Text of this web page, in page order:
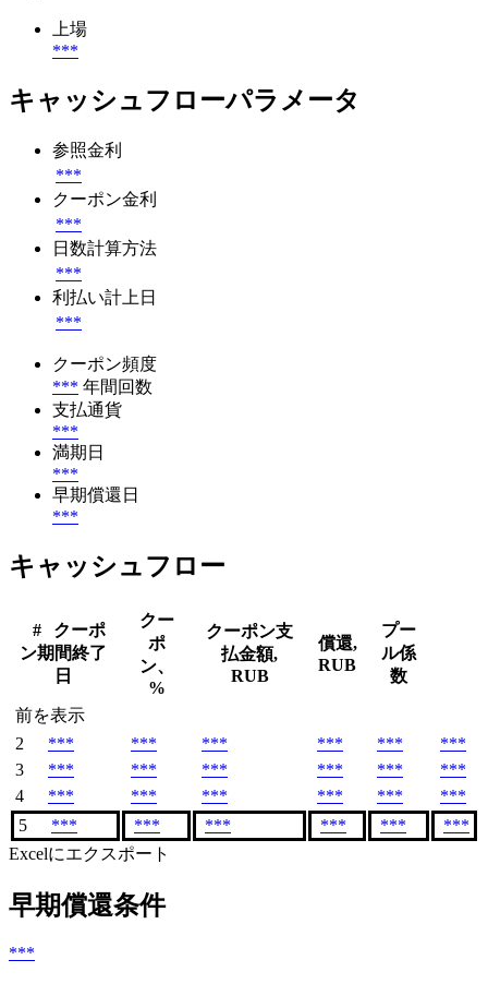
上場
***
キャッシュフローパラメータ
参照金利
***
クーポン金利
***
日数計算方法
***
利払い計上日
***
クーポン頻度
*** 年間回数
支払通貨
***
満期日
***
早期償還日
***
キャッシュフロー
#
クーポ
ン期間終了
日
クー
ポ
ン、
%
クーポン支
払金額,
RUB
償還,
RUB
プー
ル係
数
前を表示
2
*** *** *** *** ***
***
3
*** *** *** *** ***
***
4
*** *** *** *** ***
***
5
*** *** *** *** ***
***
Excelにエクスポート
早期償還条件
***